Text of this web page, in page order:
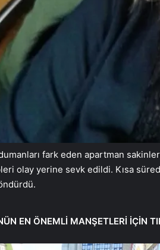
fark eden apartman
olay yerine sevk edildi. Kısa
EN ÖNEMLİ MANŞETLERİ İÇİN